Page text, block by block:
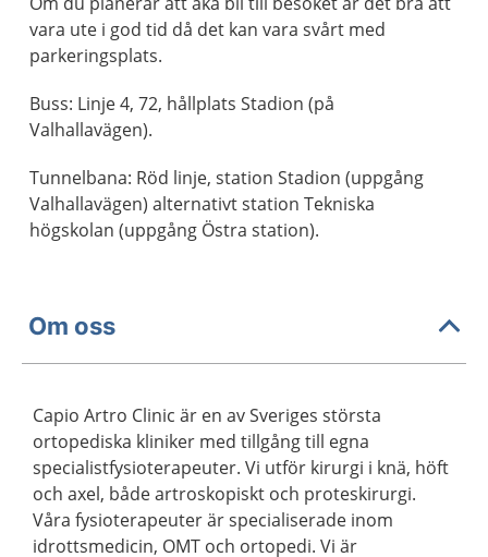
vara ute i god tid då det kan vara svårt med
parkeringsplats.
Buss: Linje 4, 72, hållplats Stadion (på
Valhallavägen).
Tunnelbana: Röd linje, station Stadion (uppgång
Valhallavägen) alternativt station Tekniska
högskolan (uppgång Östra station).
Om oss
Capio Artro Clinic är en av Sveriges största
ortopediska kliniker med tillgång till egna
specialistfysioterapeuter. Vi utför kirurgi i knä, höft
och axel, både artroskopiskt och proteskirurgi.
Våra fysioterapeuter är specialiserade inom
idrottsmedicin, OMT och ortopedi. Vi är